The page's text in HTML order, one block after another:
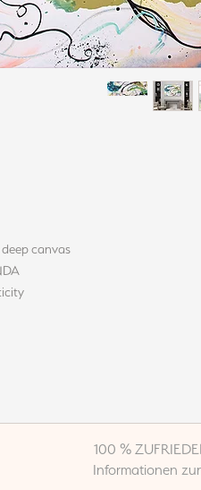
canvas
100 %
Informationen